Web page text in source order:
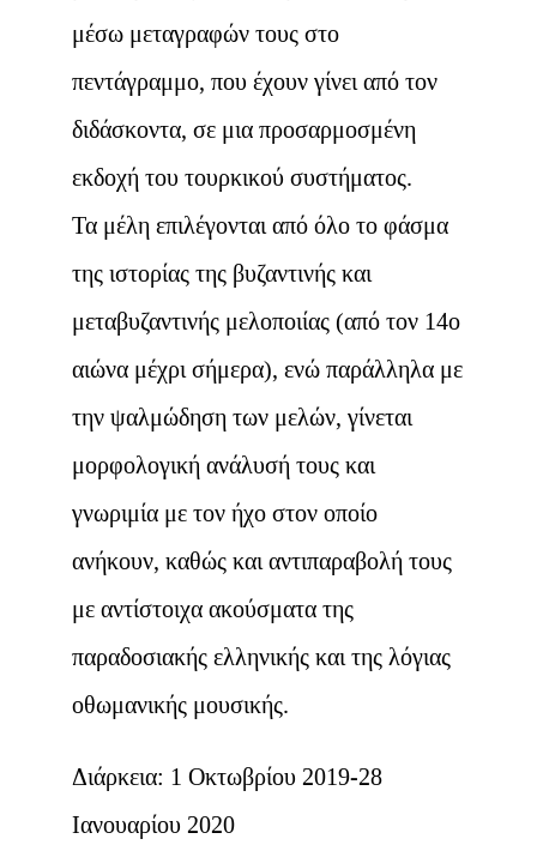
μέσω μεταγραφών τους στο
πεντάγραμμο, που έχουν γίνει από τον
διδάσκοντα, σε μια προσαρμοσμένη
εκδοχή του τουρκικού συστήματος.
Τα μέλη επιλέγονται από όλο το φάσμα
της ιστορίας της βυζαντινής και
μεταβυζαντινής μελοποιίας (από τον 14ο
αιώνα μέχρι σήμερα), ενώ παράλληλα με
την ψαλμώδηση των μελών, γίνεται
μορφολογική ανάλυσή τους και
γνωριμία με τον ήχο στον οποίο
ανήκουν, καθώς και αντιπαραβολή τους
με αντίστοιχα ακούσματα της
παραδοσιακής ελληνικής και της λόγιας
οθωμανικής μουσικής.
Διάρκεια: 1 Οκτωβρίου 2019-28
Ιανουαρίου 2020